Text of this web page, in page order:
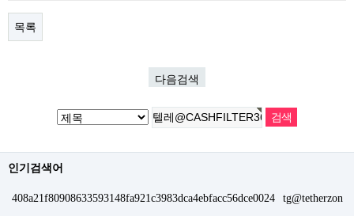
목록
다음검색
인기검색어
408a21f80908633593148fa921c3983dca4ebfacc56dce0024 tg@tetherzon